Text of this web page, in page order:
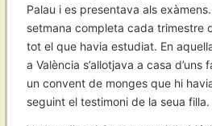
Palau i es presentava als
setmana completa cada trimestre
tot el que havia estudiat. En
a València s’allotjava a casa d’uns
un convent de monges que hi
seguint el testimoni de la seua filla.